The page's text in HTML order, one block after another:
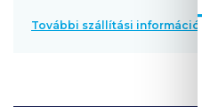
További szállítási információk